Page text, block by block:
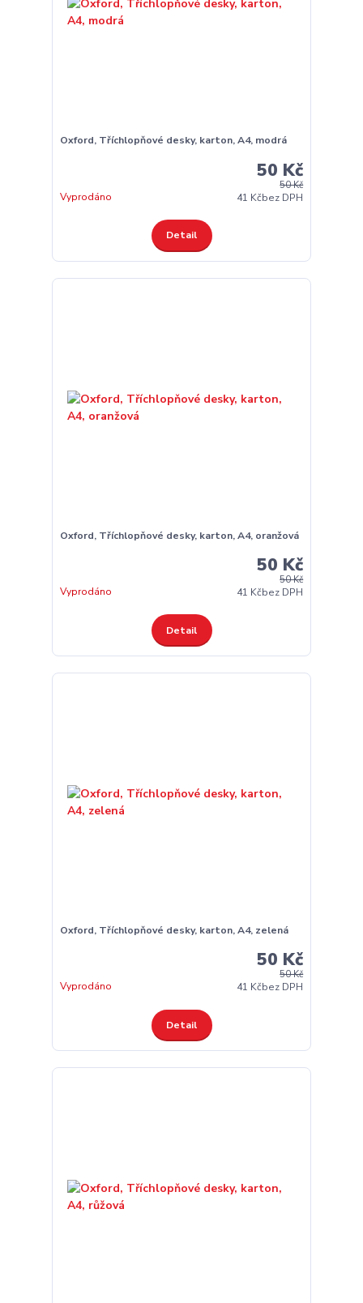
Oxford, Tříchlopňové desky, karton, A4, modrá
50 Kč
50 Kč
41 Kčbez DPH
Vyprodáno
Detail
Oxford, Tříchlopňové desky, karton, A4, oranžová
50 Kč
50 Kč
41 Kčbez DPH
Vyprodáno
Detail
Oxford, Tříchlopňové desky, karton, A4, zelená
50 Kč
50 Kč
41 Kčbez DPH
Vyprodáno
Detail